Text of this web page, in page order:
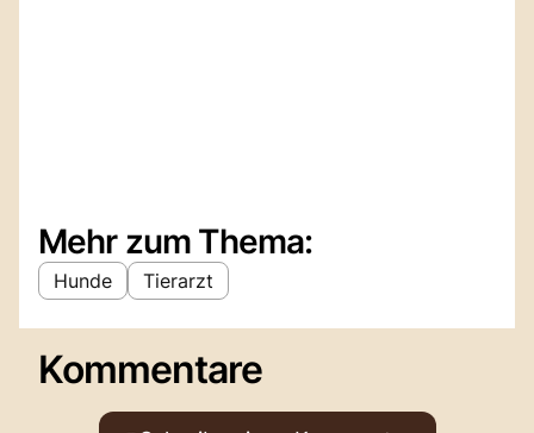
Mehr zum Thema:
Hunde Tierarzt
Kommentare